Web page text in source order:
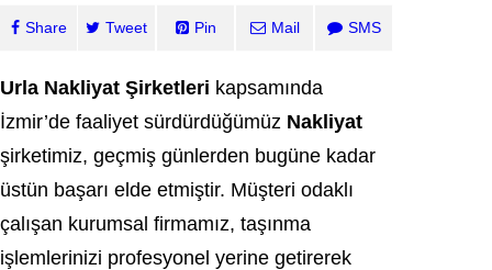
Share Tweet Pin Mail SMS
Urla Nakliyat Şirketleri kapsamında
İzmir’de faaliyet sürdürdüğümüz Nakliyat
şirketimiz, geçmiş günlerden bugüne kadar
üstün başarı elde etmiştir. Müşteri odaklı
çalışan kurumsal firmamız, taşınma
işlemlerinizi profesyonel yerine getirerek